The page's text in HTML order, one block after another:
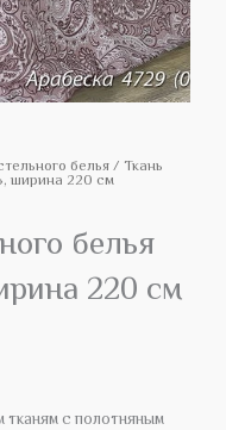
белья / Ткань
ширина 220 см
белья
220 см
тканям с полотняным